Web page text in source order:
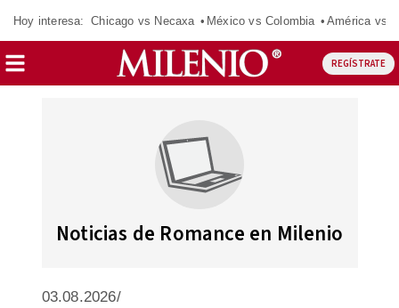
Hoy interesa: Chicago vs Necaxa México vs Colombia América vs
REGÍSTRATE
Noticias de Romance en Milenio
03.08.2026/